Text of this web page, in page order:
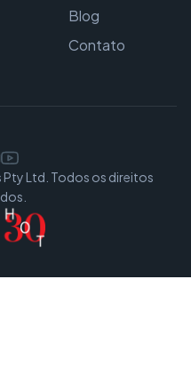
Blog
Contato
Ltd. Todos os direitos